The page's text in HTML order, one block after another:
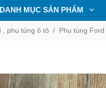
DANH MỤC SẢN PHẨM
, phụ tùng ô tô Phụ tùng Ford